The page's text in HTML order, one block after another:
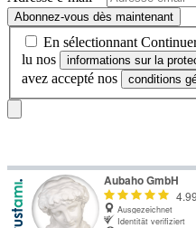
Abonnez-vous dès maintenant
En sélectionnant
lu nos
informations sur la
avez accepté nos
conditions